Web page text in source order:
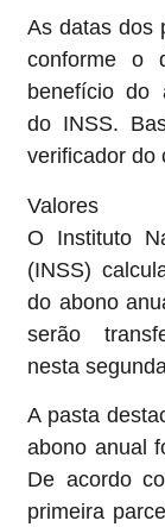
As datas dos
conforme o
benefício do
do INSS.
verificador do
Valores
O Instituto
(INSS)
do abono
serão
nesta
A pasta
abono anual
De acordo
primeira